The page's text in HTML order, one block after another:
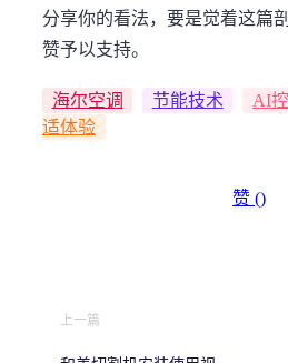
分享你的看法，要是觉着这篇
赞予以支持。
海尔空调 节能技术 AI
适体验
赞 ()
上一篇